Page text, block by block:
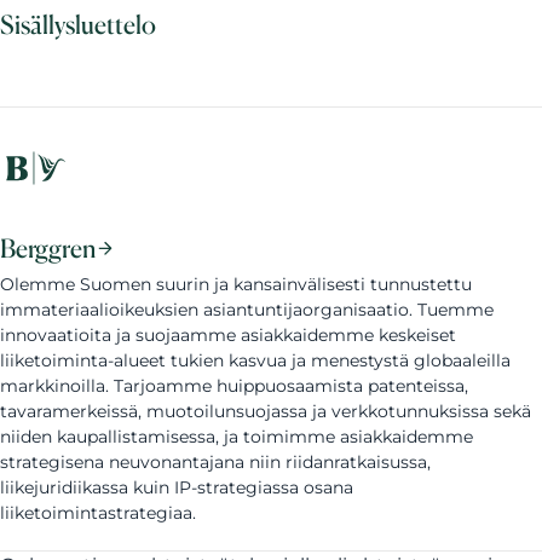
Sisällysluettelo
Berggren
Olemme Suomen suurin ja kansainvälisesti tunnustettu
immateriaalioikeuksien asiantuntijaorganisaatio. Tuemme
innovaatioita ja suojaamme asiakkaidemme keskeiset
liiketoiminta-alueet tukien kasvua ja menestystä globaaleilla
markkinoilla. Tarjoamme huippuosaamista patenteissa,
tavaramerkeissä, muotoilunsuojassa ja verkkotunnuksissa sekä
niiden kaupallistamisessa, ja toimimme asiakkaidemme
strategisena neuvonantajana niin riidanratkaisussa,
liikejuridiikassa kuin IP-strategiassa osana
liiketoimintastrategiaa.